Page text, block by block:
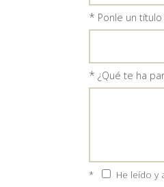
* Ponle un
* ¿Qué te ha
* He leído y